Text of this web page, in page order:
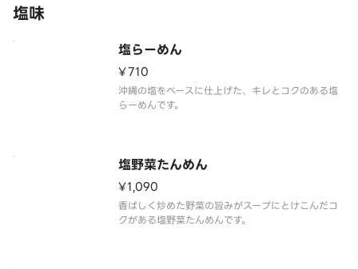
塩味
塩らーめん
¥710
沖縄の塩をベースに仕上げた、キレとコクのある塩
らーめんです。
塩野菜たんめん
¥1,090
香ばしく炒めた野菜の旨みがスープにとけこんだコ
クがある塩野菜たんめんです。